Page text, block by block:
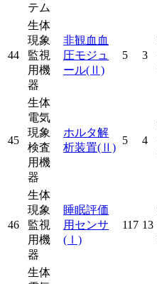
テム
44
生体
現象
監視
用機
器
非観血血
圧モジュ
ール(Ⅱ)
5 3
45
生体
電気
現象
検査
用機
器
ホルタ解
析装置(Ⅱ)
5 4
46
生体
現象
監視
用機
器
睡眠評価
用センサ
(Ⅰ)
117 13
生体